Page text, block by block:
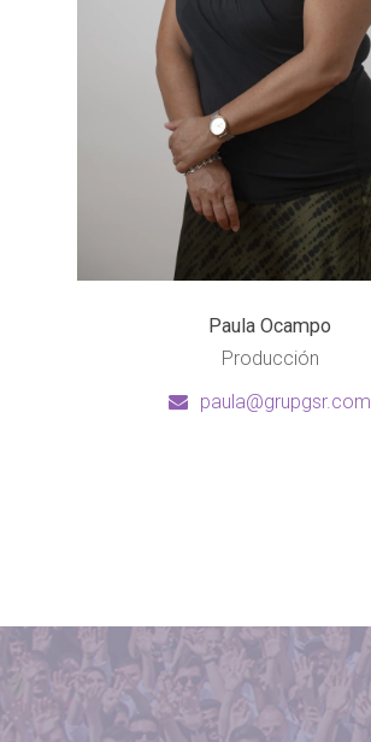
Paula Ocampo
Producción
paula@grupgsr.com